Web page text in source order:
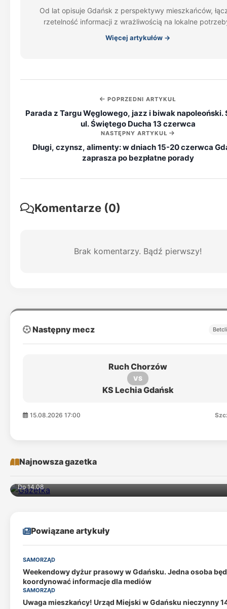
Od lat opisuje Gdańsk z perspektywy mieszkańców,
rzetelność informacji z wrażliwością na lokalne
Więcej artykułów →
POPRZEDNI ARTYKUŁ
Parada z Targu Węglowego, jazz i biwak napoleoński.
ul. Świętego Ducha 13 czerwca
NASTĘPNY ARTYKUŁ
Długi, czynsz, alimenty: w dniach 15-20 czerwca
zaprasza po bezpłatne porady
Komentarze (0)
Brak komentarzy. Bądź pierwszy!
Następny mecz
Ruch Chorzów
VS
KS Lechia Gdańsk
15.08.2026 17:00
Najnowsza gazetka
Do 14.08
Powiązane artykuły
SAMORZĄD
Weekendowy dyżur prasowy w Gdańsku. Jedna osoba
koordynować informacje dla mediów
SAMORZĄD
Uwaga mieszkańcy! Urząd Miejski w Gdańsku nieczynny